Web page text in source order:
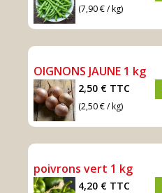
(7,90 € / kg)
OIGNONS JAUNE 1 kg
2,50 € TTC
(2,50 € / kg)
poivrons vert 1 kg
4,20 € TTC